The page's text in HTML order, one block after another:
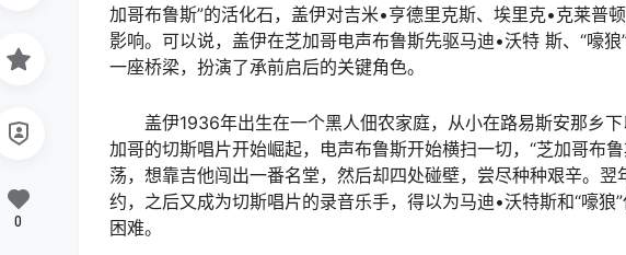
加哥布鲁斯”的活化石，盖伊对吉米•亨德里克斯、埃里克•克莱普
影响。可以说，盖伊在芝加哥电声布鲁斯先驱马迪•沃特 斯、“嚎
一座桥梁，扮演了承前启后的关键角色。
盖伊1936年出生在一个黑人佃农家庭，从小在路易斯安那乡
加哥的切斯唱片开始崛起，电声布鲁斯开始横扫一切，“芝加哥布
荡，想靠吉他闯出一番名堂，然后却四处碰壁，尝尽种种艰辛。
约，之后又成为切斯唱片的录音乐手，得以为马迪•沃特斯和“嚎
困难。
0